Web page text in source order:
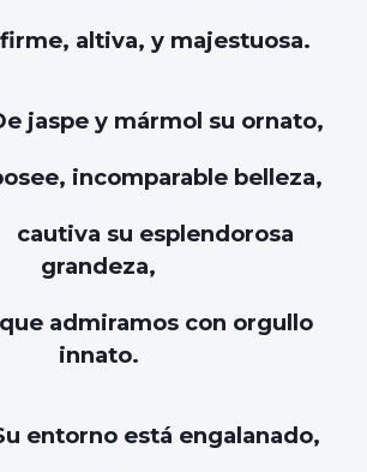
y majestuosa.
y mármol su ornato,
belleza,
su esplendorosa
grandeza,
con orgullo
innato.
está engalanado,